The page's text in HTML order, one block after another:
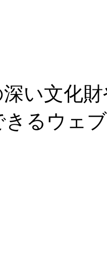
い文化
るウェ